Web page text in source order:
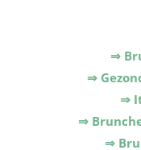
⇒
⇒
⇒
⇒
⇒